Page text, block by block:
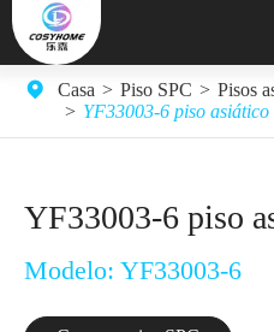
Casa Piso SPC
Pisos
YF33003-6 piso asiático
YF33003-6 piso
Modelo: YF33003-6